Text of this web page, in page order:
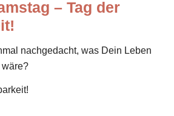
– Tag der
nachgedacht, was Dein Leben